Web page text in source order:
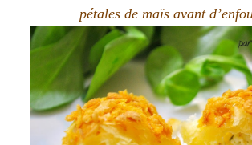
pétales de maïs avant